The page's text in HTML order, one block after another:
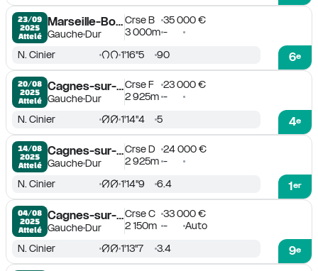
23/09
2025
Attelé
Marseille-Borély
GaucheDur
Crse B
35 000 €
3 000m -
6e
N. Cinier 1'16''5 90
20/08
2025
Attelé
Cagnes-sur-Mer
GaucheDur
Crse F
23 000 €
2 925m -
4e
N. Cinier 1'14''4 5
14/08
2025
Attelé
Cagnes-sur-Mer
GaucheDur
Crse D
24 000 €
2 925m -
1er
N. Cinier 1'14''9 6.4
04/08
2025
Attelé
Cagnes-sur-Mer
GaucheDur
Crse C
33 000 €
2 150m - Auto
9e
N. Cinier 1'13''7 3.4